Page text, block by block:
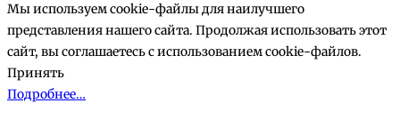
Мы используем cookie-файлы для наилучшего
представления нашего сайта. Продолжая использовать этот
сайт, вы соглашаетесь с использованием cookie-файлов.
Принять
Подробнее…